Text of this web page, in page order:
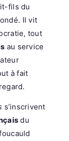
fils du
Il vit
tout
au service
à fait
s’inscrivent
du